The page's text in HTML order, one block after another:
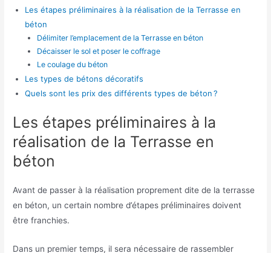
Les étapes préliminaires à la réalisation de la Terrasse en
béton
Délimiter l’emplacement de la Terrasse en béton
Décaisser le sol et poser le coffrage
Le coulage du béton
Les types de bétons décoratifs
Quels sont les prix des différents types de béton ?
Les étapes préliminaires à la
réalisation de la Terrasse en
béton
Avant de passer à la réalisation proprement dite de la terrasse
en béton, un certain nombre d’étapes préliminaires doivent
être franchies.
Dans un premier temps, il sera nécessaire de rassembler